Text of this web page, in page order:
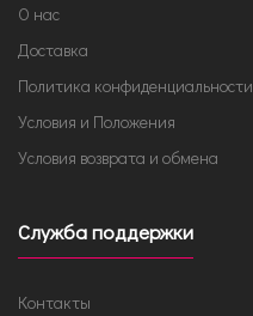
О нас
Доставка
Политика конфиденциальности
Условия и Положения
Условия возврата и обмена
Служба поддержки
Контакты